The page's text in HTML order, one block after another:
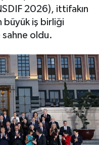
2026), ittifakın
büyük iş birliği
sahne oldu.